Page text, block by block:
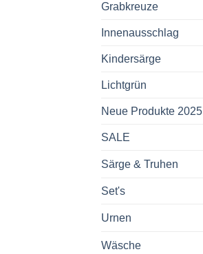
Grabkreuze
Innenausschlag
Kindersärge
Lichtgrün
Neue Produkte 2025
SALE
Särge & Truhen
Set's
Urnen
Wäsche